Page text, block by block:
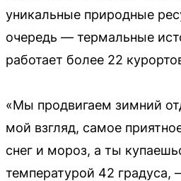
уникальные природные
очередь — термальные
работает более 22
«Мы продвигаем зимний
мой взгляд, самое
снег и мороз, а ты
температурой 42